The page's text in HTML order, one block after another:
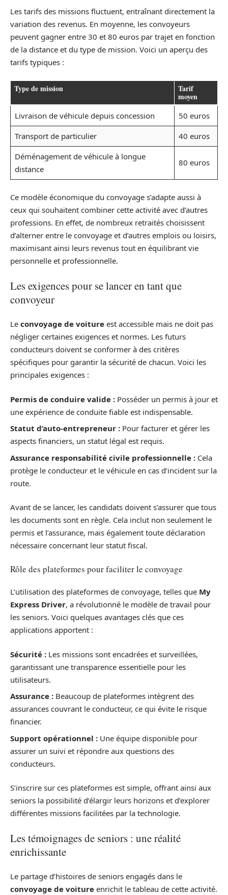
Les tarifs des missions fluctuent, entraînant directement la
variation des revenus. En moyenne, les convoyeurs
peuvent gagner entre 30 et 80 euros par trajet en fonction
de la distance et du type de mission. Voici un aperçu des
tarifs typiques :
Type de mission Tarif
moyen
Livraison de véhicule depuis concession
50 euros
Transport de particulier
40 euros
Déménagement de véhicule à longue
distance
80 euros
Ce modèle économique du convoyage s’adapte aussi à
ceux qui souhaitent combiner cette activité avec d’autres
professions. En effet, de nombreux retraités choisissent
d’alterner entre le convoyage et d’autres emplois ou loisirs,
maximisant ainsi leurs revenus tout en équilibrant vie
personnelle et professionnelle.
Les exigences pour se lancer en tant que
convoyeur
Le convoyage de voiture est accessible mais ne doit pas
négliger certaines exigences et normes. Les futurs
conducteurs doivent se conformer à des critères
spécifiques pour garantir la sécurité de chacun. Voici les
principales exigences :
Permis de conduire valide : Posséder un permis à jour et
une expérience de conduite fiable est indispensable.
Statut d’auto-entrepreneur : Pour facturer et gérer les
aspects financiers, un statut légal est requis.
Assurance responsabilité civile professionnelle : Cela
protège le conducteur et le véhicule en cas d’incident sur la
route.
Avant de se lancer, les candidats doivent s’assurer que tous
les documents sont en règle. Cela inclut non seulement le
permis et l’assurance, mais également toute déclaration
nécessaire concernant leur statut fiscal.
Rôle des plateformes pour faciliter le convoyage
L’utilisation des plateformes de convoyage, telles que My
Express Driver, a révolutionné le modèle de travail pour
les seniors. Voici quelques avantages clés que ces
applications apportent :
Sécurité : Les missions sont encadrées et surveillées,
garantissant une transparence essentielle pour les
utilisateurs.
Assurance : Beaucoup de plateformes intègrent des
assurances couvrant le conducteur, ce qui évite le risque
financier.
Support opérationnel : Une équipe disponible pour
assurer un suivi et répondre aux questions des
conducteurs.
S’inscrire sur ces plateformes est simple, offrant ainsi aux
seniors la possibilité d’élargir leurs horizons et d’explorer
différentes missions facilitées par la technologie.
Les témoignages de seniors : une réalité
enrichissante
Le partage d’histoires de seniors engagés dans le
convoyage de voiture enrichit le tableau de cette activité.